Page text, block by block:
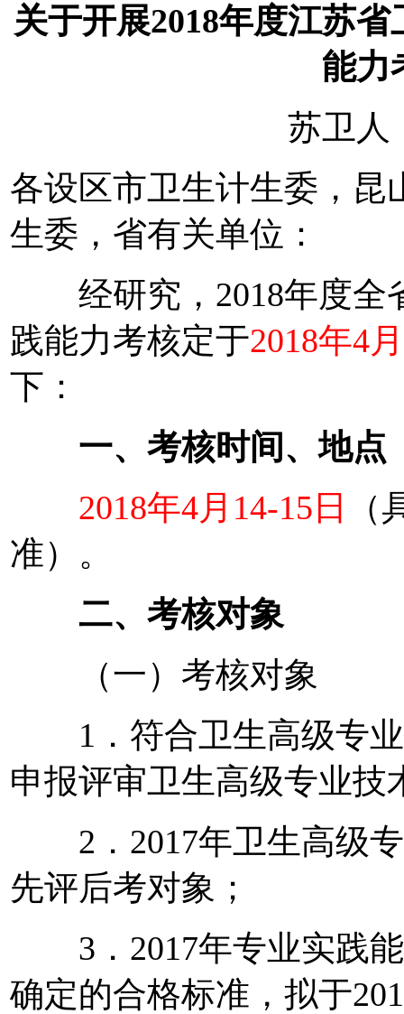
关于开展2018年度江苏
能力
苏卫人
各设区市卫生计生委，昆
生委，省有关单位：
经研究，2018年度全
践能力考核定于2018年4月
下：
一、考核时间、地点
2018年4月14-15日
准）。
二、考核对象
（一）考核对象
1．符合卫生高级专业
申报评审卫生高级专业技
2．2017年卫生高级专
先评后考对象；
3．2017年专业实践能
确定的合格标准，拟于